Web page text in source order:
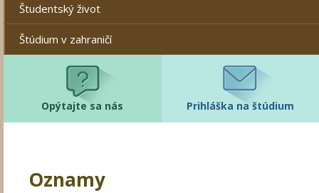
Študentský život
Štúdium v zahraničí
Opýtajte sa nás Prihláška na štúdium
Oznamy